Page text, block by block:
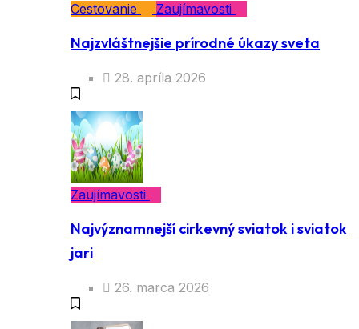
Cestovanie Zaujímavosti
Najzvláštnejšie prírodné úkazy sveta
28. apríla 2026
Zaujímavosti
Najvýznamnejší cirkevný sviatok i sviatok
jari
26. marca 2026